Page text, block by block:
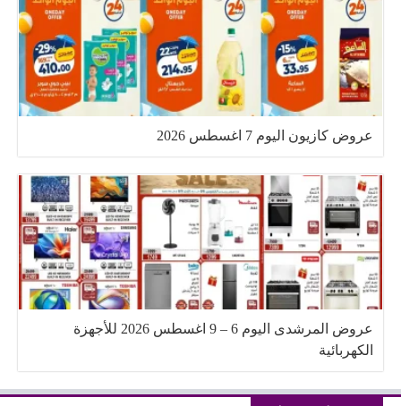
عروض كازيون اليوم 7 اغسطس 2026
عروض المرشدى اليوم 6 – 9 اغسطس 2026 للأجهزة
الكهربائية